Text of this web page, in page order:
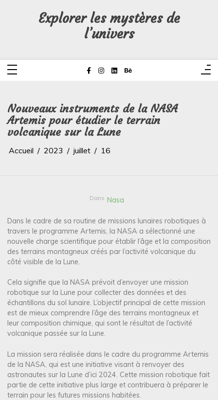
Explorer les mystères de
l’univers
Nouveaux instruments de la NASA
Artemis pour étudier le terrain
volcanique sur la Lune
Accueil 2023 juillet 16
Dans Nasa
Dans le cadre de sa routine de missions lunaires robotiques à
travers le programme Artemis, la NASA a sélectionné une
nouvelle charge scientifique pour établir l’âge et la composition
des terrains montagneux créés par l’activité volcanique du
côté visible de la Lune.
Cela signifie que la NASA prévoit d’envoyer une mission
robotique sur la Lune pour collecter des données et des
échantillons du sol lunaire. L’objectif principal de cette mission
est de mieux comprendre l’âge des terrains montagneux et
leur composition chimique, qui sont le résultat de l’activité
volcanique passée sur la Lune.
La mission sera réalisée dans le cadre du programme Artemis
de la NASA, qui est une initiative visant à renvoyer des
astronautes sur la Lune d’ici 2024. Cette mission robotique fait
partie de cette initiative plus large et contribuera à préparer le
terrain pour les futures missions habitées.